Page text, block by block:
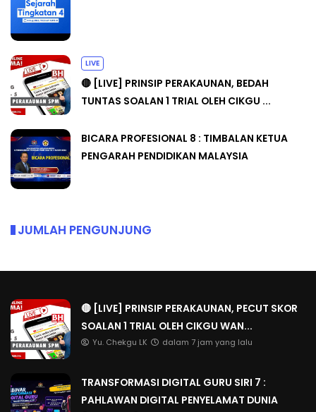
LIVE
🔴 [LIVE] PRINSIP PERAKAUNAN, BEDAH
TUNTAS SOALAN 1 TRIAL OLEH CIKGU ...
BICARA PROFESIONAL 8 : TIMBALAN KETUA
PENGARAH PENDIDIKAN MALAYSIA
JUMLAH PENGUNJUNG
🔴 [LIVE] PRINSIP PERAKAUNAN, PECUT SKOR
SOALAN 1 TRIAL OLEH CIKGU WAN...
Yu. Chekgu LK dalam 7 jam yang lalu
TRANSFORMASI DIGITAL GURU SIRI 7 :
PAHLAWAN DIGITAL PENYELAMAT DUNIA